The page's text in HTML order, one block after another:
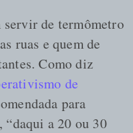
servir de termômetro
ruas e quem de
Como diz
de
para
“daqui a 20 ou 30